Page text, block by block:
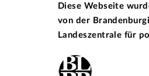
Diese Webseite
von der
Landeszentrale für